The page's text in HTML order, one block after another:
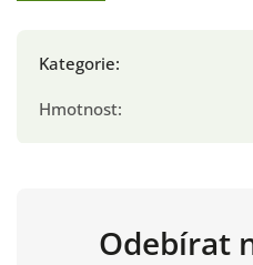
Kategorie:
Hmotnost:
Odebírat